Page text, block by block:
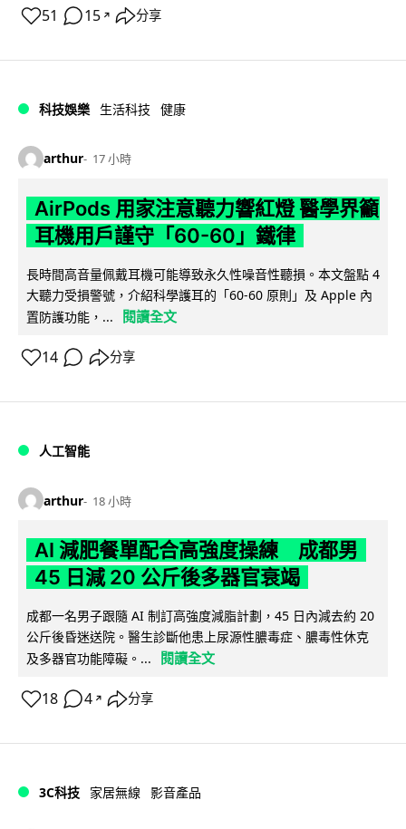
51 15 ↗ 分享
科技娛樂 生活科技 健康
arthur 17 小時
AirPods 用家注意聽力響紅燈 醫學界籲
耳機用戶謹守「60-60」鐵律
長時間高音量佩戴耳機可能導致永久性噪音性聽損。本文盤點 4
大聽力受損警號，介紹科學護耳的「60-60 原則」及 Apple 內
置防護功能，...
閱讀全文
14 分享
人工智能
arthur 18 小時
AI 減肥餐單配合高強度操練 成都男
45 日減 20 公斤後多器官衰竭
成都一名男子跟隨 AI 制訂高強度減脂計劃，45 日內減去約 20
公斤後昏迷送院。醫生診斷他患上尿源性膿毒症、膿毒性休克
及多器官功能障礙。...
閱讀全文
18 4 ↗ 分享
3C科技 家居無線 影音產品